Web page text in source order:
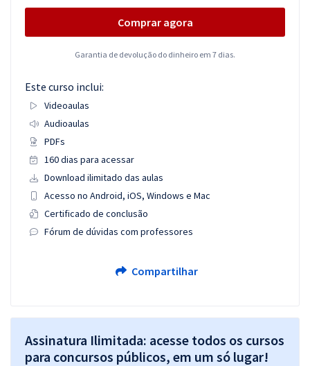
Comprar agora
Garantia de devolução do dinheiro em 7 dias.
Este curso inclui:
Videoaulas
Audioaulas
PDFs
160 dias para acessar
Download ilimitado das aulas
Acesso no Android, iOS, Windows e Mac
Certificado de conclusão
Fórum de dúvidas com professores
Compartilhar
Assinatura Ilimitada: acesse todos os cursos
para concursos públicos, em um só lugar!